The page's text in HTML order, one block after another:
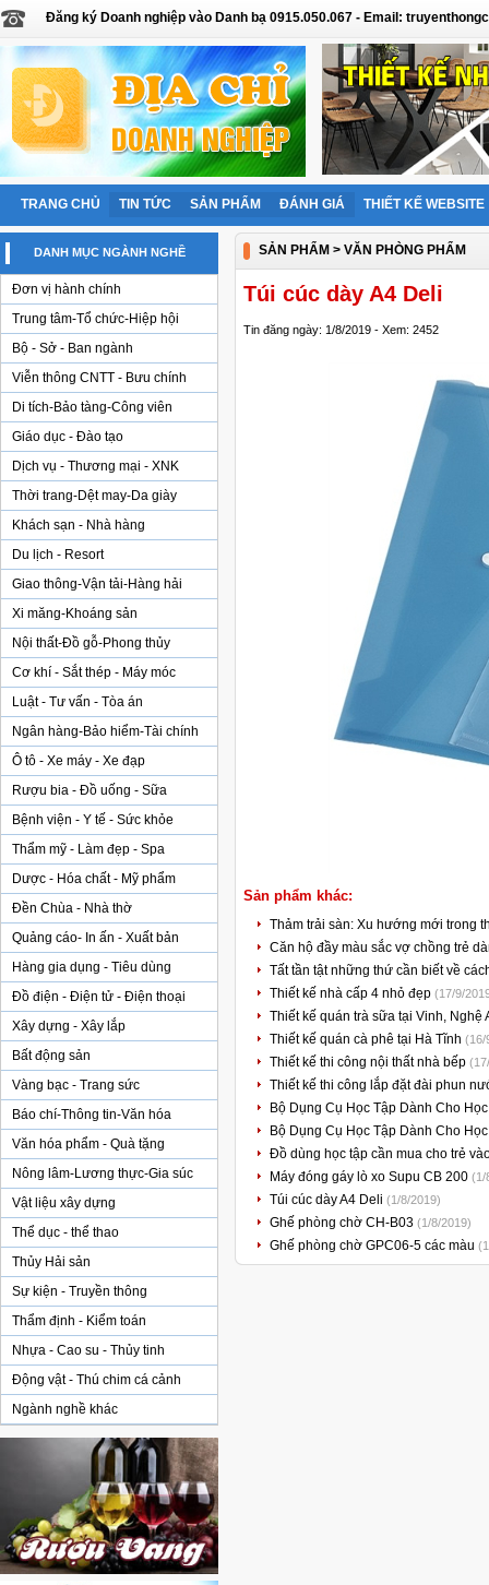
Đăng ký Doanh nghiệp vào Danh bạ 0915.050.067 - Email:
TRANG CHỦ TIN TỨC SẢN PHẨM ĐÁNH GIÁ THIẾT KẾ WEBSITE
DANH MỤC NGÀNH NGHỀ
Đơn vị hành chính
Trung tâm-Tổ chức-Hiệp hội
Bộ - Sở - Ban ngành
Viễn thông CNTT - Bưu chính
Di tích-Bảo tàng-Công viên
Giáo dục - Đào tạo
Dịch vụ - Thương mại - XNK
Thời trang-Dệt may-Da giày
Khách sạn - Nhà hàng
Du lịch - Resort
Giao thông-Vận tải-Hàng hải
Xi măng-Khoáng sản
Nội thất-Đồ gỗ-Phong thủy
Cơ khí - Sắt thép - Máy móc
Luật - Tư vấn - Tòa án
Ngân hàng-Bảo hiểm-Tài chính
Ô tô - Xe máy - Xe đạp
Rượu bia - Đồ uống - Sữa
Bệnh viện - Y tế - Sức khỏe
Thẩm mỹ - Làm đẹp - Spa
Dược - Hóa chất - Mỹ phẩm
Đền Chùa - Nhà thờ
Quảng cáo- In ấn - Xuất bản
Hàng gia dụng - Tiêu dùng
Đồ điện - Điện tử - Điện thoại
Xây dựng - Xây lắp
Bất động sản
Vàng bạc - Trang sức
Báo chí-Thông tin-Văn hóa
Văn hóa phẩm - Quà tặng
Nông lâm-Lương thực-Gia súc
Vật liệu xây dựng
Thể dục - thể thao
Thủy Hải sản
Sự kiện - Truyền thông
Thẩm định - Kiểm toán
Nhựa - Cao su - Thủy tinh
Động vật - Thú chim cá cảnh
Ngành nghề khác
SẢN PHẨM > VĂN PHÒNG PHẨM
Túi cúc dày A4 Deli
Tin đăng ngày: 1/8/2019 - Xem: 2452
Sản phẩm khác:
Thảm trải sàn: Xu hướng mới trong
Căn hộ đầy màu sắc vợ chồng trẻ
Tất tần tật những thứ cần biết về
Thiết kế nhà cấp 4 nhỏ đẹp (17/9/
Thiết kế quán trà sữa tại Vinh, Nghệ
Thiết kế quán cà phê tại Hà Tĩnh (16/
Thiết kế thi công nội thất nhà bếp
Thiết kế thi công lắp đặt đài phun
Bộ Dụng Cụ Học Tập Dành Cho
Bộ Dụng Cụ Học Tập Dành Cho
Đồ dùng học tập cần mua cho trẻ
Máy đóng gáy lò xo Supu CB 200 (1/
Túi cúc dày A4 Deli (1/8/2019)
Ghế phòng chờ CH-B03 (1/8/2019)
Ghế phòng chờ GPC06-5 các màu